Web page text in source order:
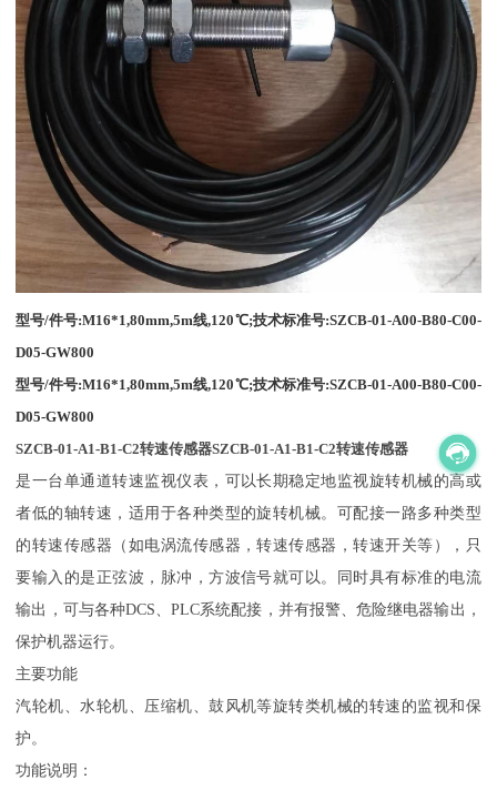
型号/件号:M16*1,80mm,5m线,120℃;技术标准号:SZCB-01-A00-B80-C00-
D05-GW800
型号/件号:M16*1,80mm,5m线,120℃;技术标准号:SZCB-01-A00-B80-C00-
D05-GW800
SZCB-01-A1-B1-C2转速传感器SZCB-01-A1-B1-C2转速传感器
是一台单通道转速监视仪表，可以长期稳定地监视旋转机械的高或
者低的轴转速，适用于各种类型的旋转机械。可配接一路多种类型
的转速传感器（如电涡流传感器，转速传感器，转速开关等），只
要输入的是正弦波，脉冲，方波信号就可以。同时具有标准的电流
输出，可与各种DCS、PLC系统配接，并有报警、危险继电器输出，
保护机器运行。
主要功能
汽轮机、水轮机、压缩机、鼓风机等旋转类机械的转速的监视和保
护。
功能说明：